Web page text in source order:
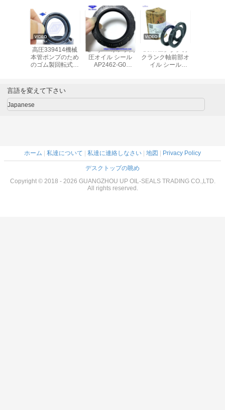
耐老化 液体 油 密
封 器
Cfw Babsl 高圧オ
イルシール
94973の394974
の394976の高圧
オイル シールによ
言語を変えて下さい
Japanese
ホーム | 私達について | 私達に連絡しなさい | 地図 | Privacy Policy
デスクトップの眺め
Copyright © 2018 - 2026 GUANGZHOU UP OIL-SEALS TRADING CO.,LTD.
All rights reserved.